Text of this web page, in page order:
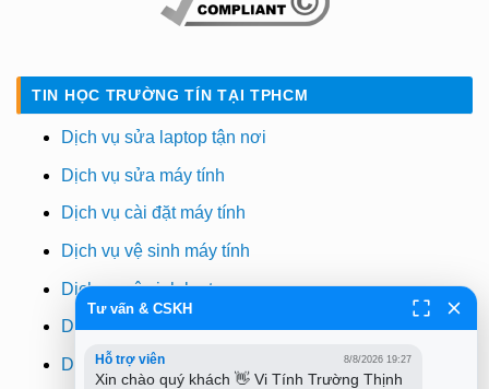
TIN HỌC TRƯỜNG TÍN TẠI TPHCM
Dịch vụ sửa laptop tận nơi
Dịch vụ sửa máy tính
Dịch vụ cài đặt máy tính
Dịch vụ vệ sinh máy tính
Dịch vụ vệ sinh laptop
Dịch vụ cài win
Dịch vụ cứu dữ liệu
Tư vấn & CSKH
Hỗ trợ viên 8/8/2026 19:27
Xin chào quý khách 👋 Vi Tính Trường Thịnh